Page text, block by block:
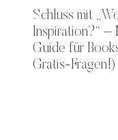
Schluss mit
Inspiration?“ –
Guide für
Gratis-Fragen!)